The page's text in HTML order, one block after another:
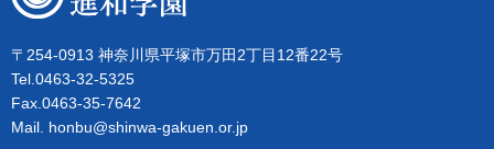
〒254-0913 神奈川県平塚市万田2丁目12番22号
Tel.0463-32-5325
Fax.0463-35-7642
Mail. honbu@shinwa-gakuen.or.jp